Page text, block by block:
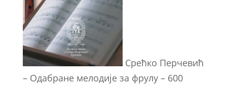
Срећко Перчевић
– Одабране мелодије за фрулу – 600